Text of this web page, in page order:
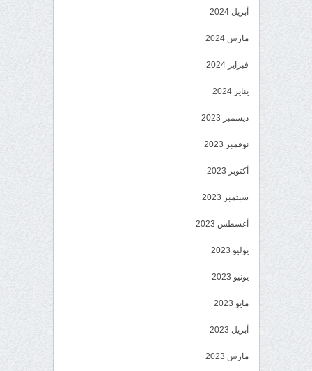
أبريل 2024
مارس 2024
فبراير 2024
يناير 2024
ديسمبر 2023
نوفمبر 2023
أكتوبر 2023
سبتمبر 2023
أغسطس 2023
يوليو 2023
يونيو 2023
مايو 2023
أبريل 2023
مارس 2023